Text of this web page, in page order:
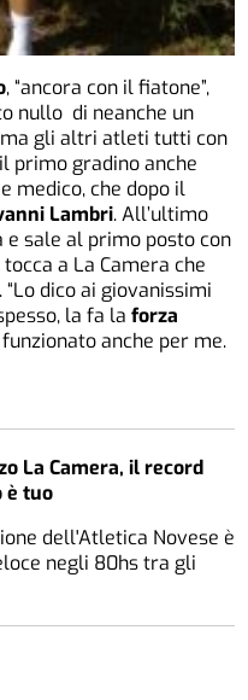
, “ancora con il fiatone”,
nullo di neanche un
gli altri atleti tutti con
primo gradino anche
medico, che dopo il
Lambri. All’ultimo
sale al primo posto con
a La Camera che
dico ai giovanissimi
la fa laforza
anche per me.
La Camera, il record
è tuo
dell'Atletica Novese è
negli 80hs tra gli